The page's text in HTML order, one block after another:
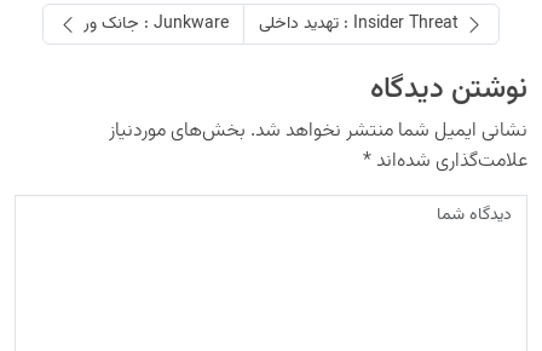
Insider Threat : تهدید داخلی Junkware : جانک ور
نوشتن دیدگاه
نشانی ایمیل شما منتشر نخواهد شد. بخش‌های موردنیاز
علامت‌گذاری شده‌اند*